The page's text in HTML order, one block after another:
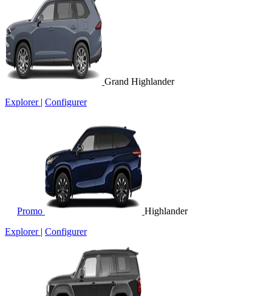
Grand Highlander
Explorer | Configurer
Promo
Highlander
Explorer | Configurer